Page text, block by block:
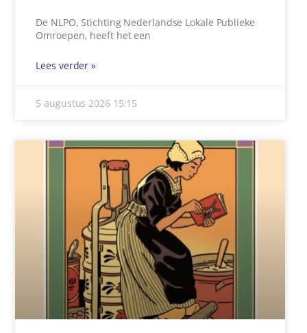
De NLPO, Stichting Nederlandse Lokale Publieke
Omroepen, heeft het een
Lees verder »
5 augustus 2026 15:15